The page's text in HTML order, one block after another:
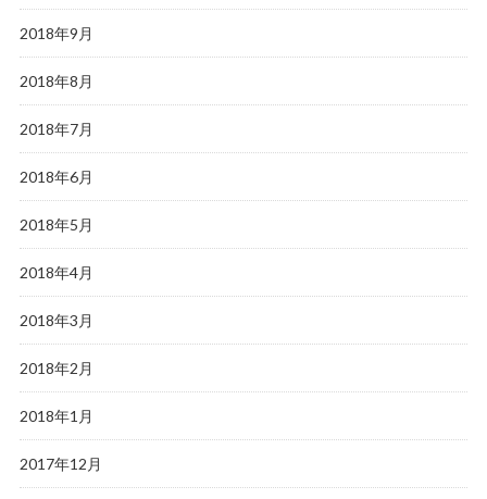
2018年9月
2018年8月
2018年7月
2018年6月
2018年5月
2018年4月
2018年3月
2018年2月
2018年1月
2017年12月